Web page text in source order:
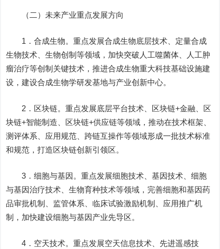
（二）未来产业重点发展方向
1．合成生物。重点发展合成生物底层技术、定量合成
生物技术、生物创制等领域，加快突破人工噬菌体、人工肿
瘤治疗等创制关键技术，推进合成生物重大科技基础设施建
设，建设合成生物学研发基地与产业创新中心。
2．区块链。重点发展底层平台技术、区块链+金融、区
块链+智能制造、区块链+供应链等领域，推动在技术框架、
测评体系、应用规范、跨链互操作等领域形成一批技术标准
和规范，打造区块链创新引领区。
3．细胞与基因。重点发展细胞技术、基因技术、细胞
与基因治疗技术、生物育种技术等领域，完善细胞和基因药
品审批机制、监管体系、临床试验激励机制、应用推广机
制，加快建设细胞与基因产业先导区。
4．空天技术。重点发展空天信息技术、先进遥感技